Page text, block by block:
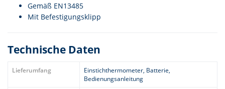
Gemäß EN13485
Mit Befestigungsklipp
Technische Daten
Lieferumfang
Einstichthermometer, Batterie,
Bedienungsanleitung